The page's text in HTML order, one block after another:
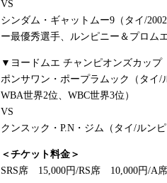
VS
シンダム・ギャットムー9（タイ/
ー最優秀選手、ルンピニー＆プロム
▼ヨードムエ チャンピオンズカッ
ポンサワン・ポープラムック（タイ
WBA世界2位、WBC世界3位）
VS
クンスック・P.N・ジム（タイ/ルン
＜チケット料金＞
SRS席 15,000円/RS席 10,000円/A